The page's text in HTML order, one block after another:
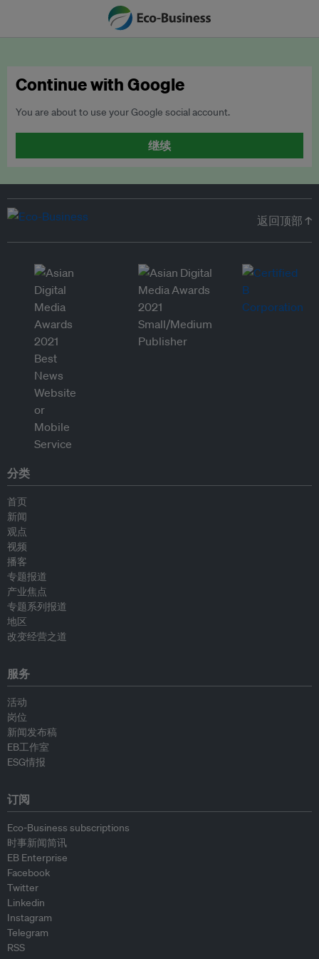
Continue with Google
You are about to use your Google social account.
继续
返回顶部 ↑
分类
首页
新闻
观点
视频
播客
专题报道
产业焦点
专题系列报道
地区
改变经营之道
服务
活动
岗位
新闻发布稿
EB工作室
ESG情报
订阅
Eco-Business subscriptions
时事新闻简讯
EB Enterprise
Facebook
Twitter
Linkedin
Instagram
Telegram
RSS